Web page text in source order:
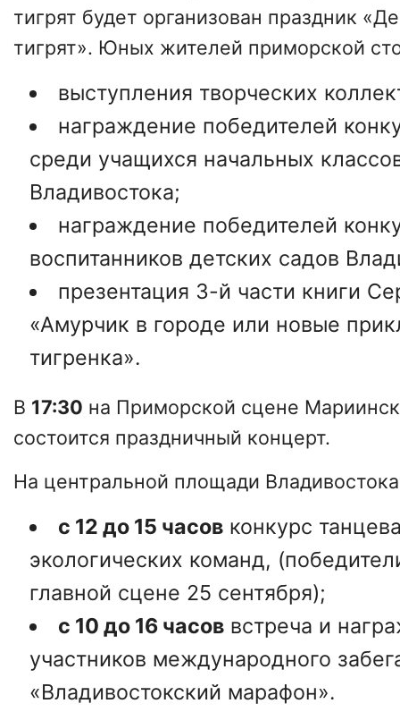
тигрят будет организован праздник
тигрят». Юных жителей приморской
выступления творческих
награждение победителей
среди учащихся начальных
Владивостока;
награждение победителей
воспитанников детских садов
презентация 3-й части книги
«Амурчик в городе или новые
тигренка».
В 17:30 на Приморской сцене
состоится праздничный концерт.
На центральной площади
с 12 до 15 часовконкурс
экологических команд,
главной сцене 25 сентября);
с 10 до 16 часоввстреча и
участников международного
«Владивостокский марафон».